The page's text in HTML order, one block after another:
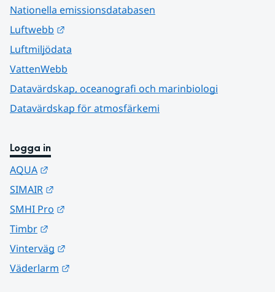
Nationella emissionsdatabasen
Luftwebb
Luftmiljödata
VattenWebb
Datavärdskap, oceanografi och marinbiologi
Datavärdskap för atmosfärkemi
Logga in
AQUA
SIMAIR
SMHI Pro
Timbr
Vinterväg
Väderlarm